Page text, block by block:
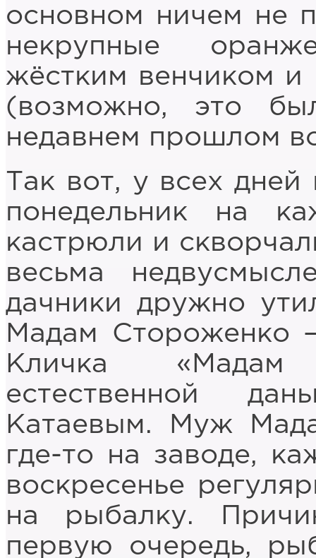
основном ничем не
некрупные
жёстким венчиком
(возможно, это
недавнем прошлом
Так вот, у всех
понедельник на
кастрюли и
весьма
дачники дружно
Мадам Стороженко
Кличка
естественной
Катаевым. Муж
где-то на заводе,
воскресенье
на рыбалку.
первую очередь,